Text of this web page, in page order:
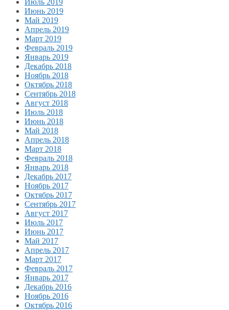
Июль 2019
Июнь 2019
Май 2019
Апрель 2019
Март 2019
Февраль 2019
Январь 2019
Декабрь 2018
Ноябрь 2018
Октябрь 2018
Сентябрь 2018
Август 2018
Июль 2018
Июнь 2018
Май 2018
Апрель 2018
Март 2018
Февраль 2018
Январь 2018
Декабрь 2017
Ноябрь 2017
Октябрь 2017
Сентябрь 2017
Август 2017
Июль 2017
Июнь 2017
Май 2017
Апрель 2017
Март 2017
Февраль 2017
Январь 2017
Декабрь 2016
Ноябрь 2016
Октябрь 2016